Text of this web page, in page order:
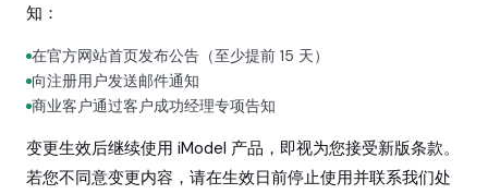
知：
在官方网站首页发布公告（至少提前 15 天）
向注册用户发送邮件通知
商业客户通过客户成功经理专项告知
变更生效后继续使用 iModel 产品，即视为您接受新版条款。
若您不同意变更内容，请在生效日前停止使用并联系我们处